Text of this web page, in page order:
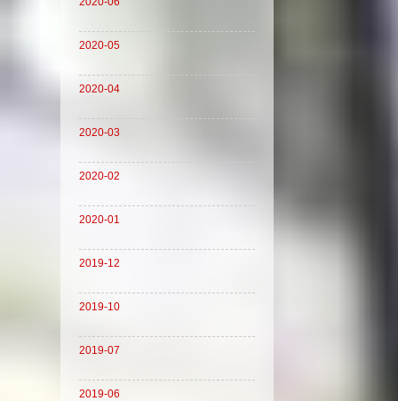
2020-05
2020-04
2020-03
2020-02
2020-01
2019-12
2019-10
2019-07
2019-06